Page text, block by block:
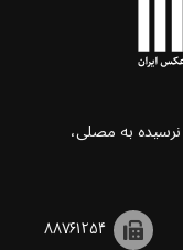
نرسیده به مصلی،
۸۸۷۶۱۲۵۴